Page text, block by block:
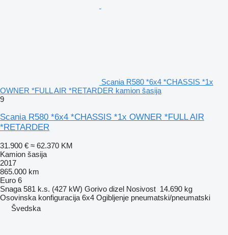
Scania R580 *6x4 *CHASSIS *1x
OWNER *FULL AIR *RETARDER kamion šasija
9
Scania R580 *6x4 *CHASSIS *1x OWNER *FULL AIR
*RETARDER
31.900 € ≈ 62.370 KM
Kamion šasija
2017
865.000 km
Euro 6
Snaga 581 k.s. (427 kW) Gorivo dizel Nosivost 14.690 kg
Osovinska konfiguracija 6x4 Ogibljenje pneumatski/pneumatski
Švedska